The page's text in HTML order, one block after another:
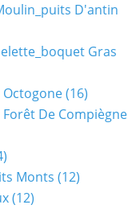
D'antin
Gras
(16)
De Compiègne
Monts (12)
(12)